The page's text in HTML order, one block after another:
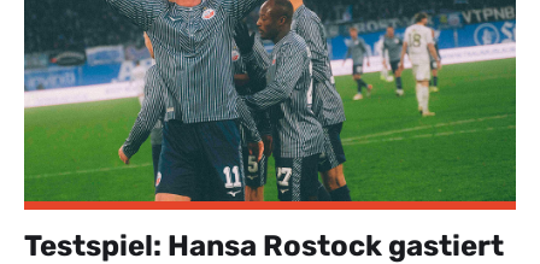
Testspiel: Hansa Rostock gastiert